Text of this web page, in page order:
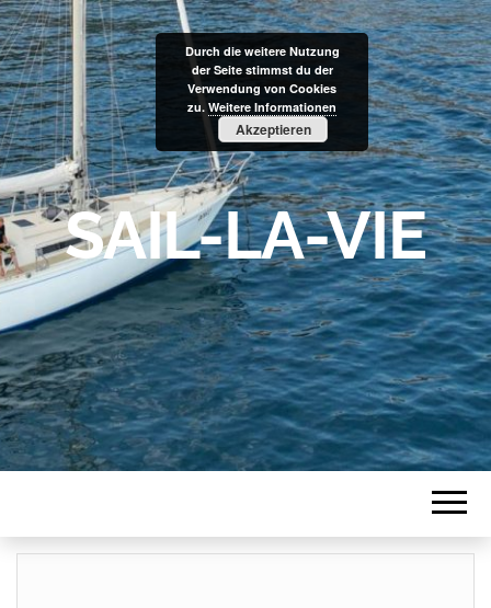
SAIL-LA-VIE
Durch die weitere Nutzung
der Seite stimmst du der
Verwendung von Cookies
zu. Weitere Informationen
Akzeptieren